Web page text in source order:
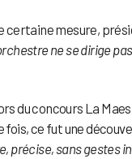
certaine mesure,
ne se dirige
du concours La
ce fut une
précise, sans gestes